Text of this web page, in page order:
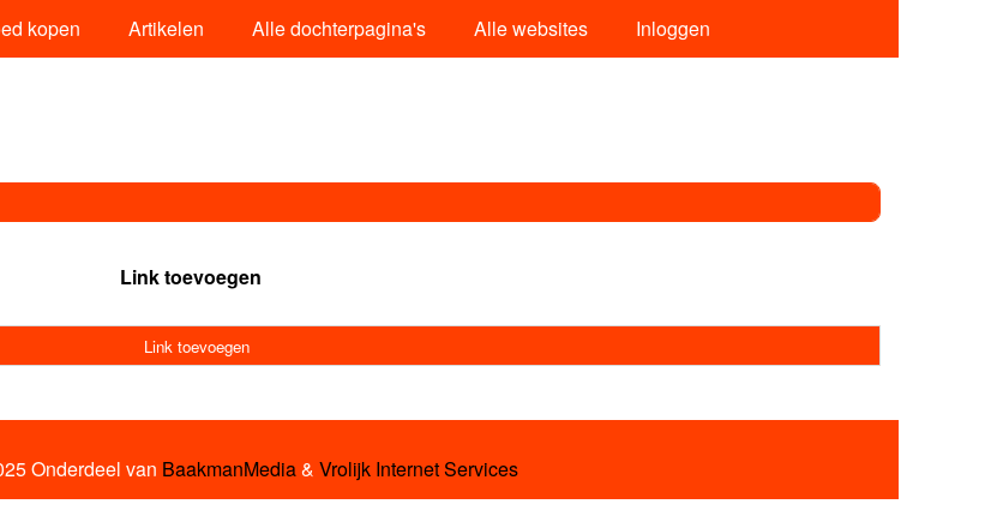
kopen Artikelen Alle dochterpagina's Alle websites Inloggen
Link toevoegen
Link toevoegen
Onderdeel van BaakmanMedia& Vrolijk Internet Services